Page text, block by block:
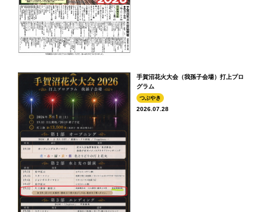
手賀沼花火大会（我孫子会場）打上プロ
グラム
つぶやき
2026.07.28